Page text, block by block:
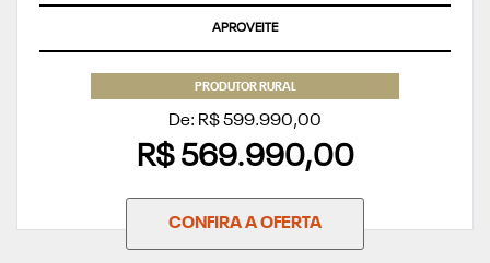
APROVEITE
PRODUTOR RURAL
De: R$ 599.990,00
R$ 569.990,00
CONFIRA A OFERTA